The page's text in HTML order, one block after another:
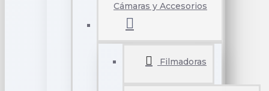
Cámaras y Accesorios
Filmadoras